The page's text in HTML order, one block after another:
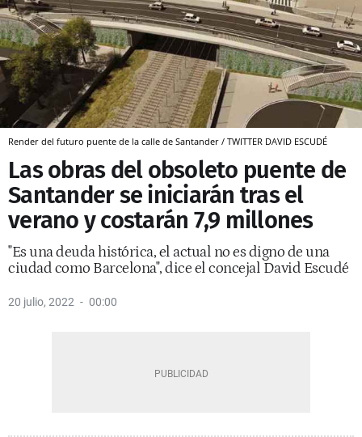
Render del futuro puente de la calle de Santander / TWITTER DAVID ESCUDÉ
Las obras del obsoleto puente de
Santander se iniciarán tras el
verano y costarán 7,9 millones
"Es una deuda histórica, el actual no es digno de una
ciudad como Barcelona", dice el concejal David Escudé
20 julio, 2022 00:00